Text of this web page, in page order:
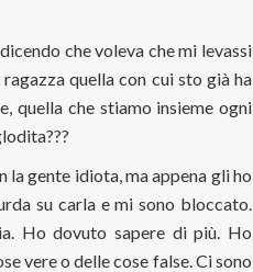
che voleva che mi levassi
quella con cui sto già ha
quella che stiamo insieme ogni
la gente idiota, ma appena gli ho
su carla e mi sono bloccato.
Ho dovuto sapere di più. Ho
vere o delle cose false. Ci sono